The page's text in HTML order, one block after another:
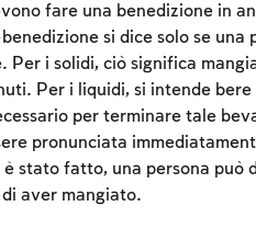
fare una benedizione in
si dice solo se una
Per i solidi, ciò significa
Per i liquidi, si intende bere
per terminare tale
pronunciata
stato fatto, una persona può
aver mangiato.